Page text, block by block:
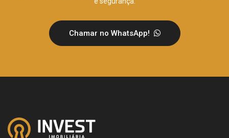
Chamar no WhatsApp!